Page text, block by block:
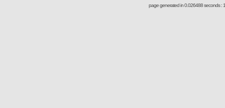
page generated in 0.026488 seconds :